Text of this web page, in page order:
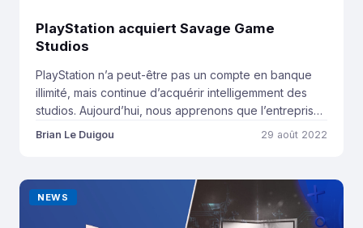
PlayStation acquiert Savage Game
Studios
PlayStation n’a peut-être pas un compte en banque
illimité, mais continue d’acquérir intelligemment des
studios. Aujourd’hui, nous apprenons que l’entreprise
japonaise vient de signer un accord définitif
peu plus dans l’univers des jeux mobiles, ce studio
étant spécialisé dans le […]
Brian Le Duigou 29 août 2022
NEWS